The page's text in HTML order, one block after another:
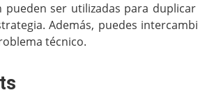
ser utilizadas para
Además, puedes
técnico.